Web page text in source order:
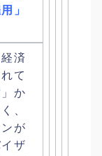
」
済
て
か
、
が
ザ